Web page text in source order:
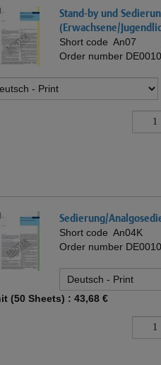
Stand-by und
(Erwachsene/
Short code An07
Order number
Sedierung/
Short code An04K
Order number
(50 Sheets) : 43,68 €